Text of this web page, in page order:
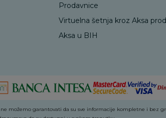
Prodavnice
Virtuelna šetnja kroz Aksa
Aksa u BIH
možemo garantovati da su sve informacije kompletne i bez